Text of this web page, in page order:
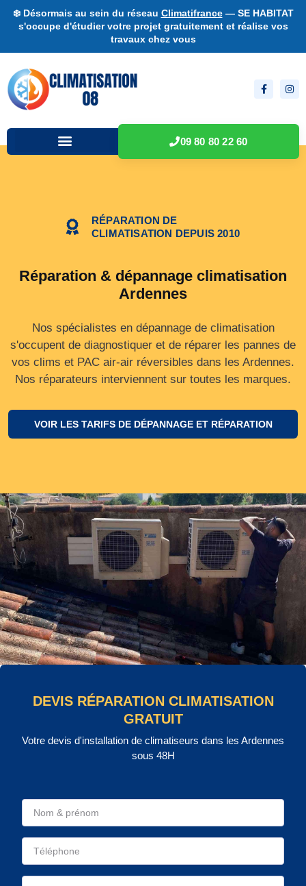
❄️ Désormais au sein du réseau Climatifrance— SE HABITAT
s'occupe d'étudier votre projet gratuitement et réalise vos
travaux chez vous
09 80 80 22 60
RÉPARATION DE
CLIMATISATION DEPUIS 2010
Réparation & dépannage climatisation
Ardennes
Nos spécialistes en dépannage de climatisation
s'occupent de diagnostiquer et de réparer les pannes de
vos clims et PAC air-air réversibles dans les Ardennes.
Nos réparateurs interviennent sur toutes les marques.
VOIR LES TARIFS DE DÉPANNAGE ET RÉPARATION
DEVIS RÉPARATION CLIMATISATION
GRATUIT
Votre devis d'installation de climatiseurs dans les Ardennes
sous 48H